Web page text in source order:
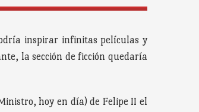
inspirar infinitas películas y
la sección de ficción quedaría
hoy en día) de Felipe II el